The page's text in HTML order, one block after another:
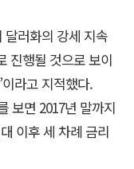
달러화의 강세 지속
진행될 것으로 보이
라고 지적했다.
보면 2017년 말까지
이후 세 차례 금리